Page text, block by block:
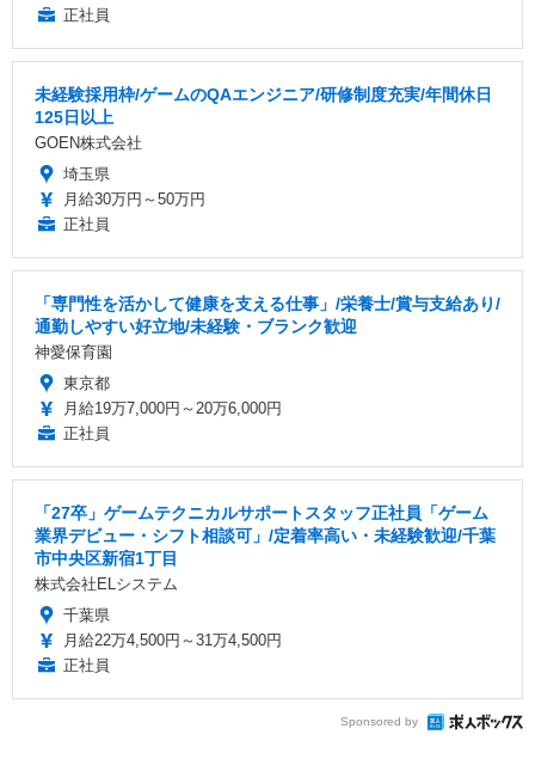
正社員
未経験採用枠/ゲームのQAエンジニア/研修制度充実/年間休日
125日以上
GOEN株式会社
埼玉県
月給30万円～50万円
正社員
「専門性を活かして健康を支える仕事」/栄養士/賞与支給あり/
通勤しやすい好立地/未経験・ブランク歓迎
神愛保育園
東京都
月給19万7,000円～20万6,000円
正社員
「27卒」ゲームテクニカルサポートスタッフ正社員「ゲーム
業界デビュー・シフト相談可」/定着率高い・未経験歓迎/千葉
市中央区新宿1丁目
株式会社ELシステム
千葉県
月給22万4,500円～31万4,500円
正社員
Sponsored by